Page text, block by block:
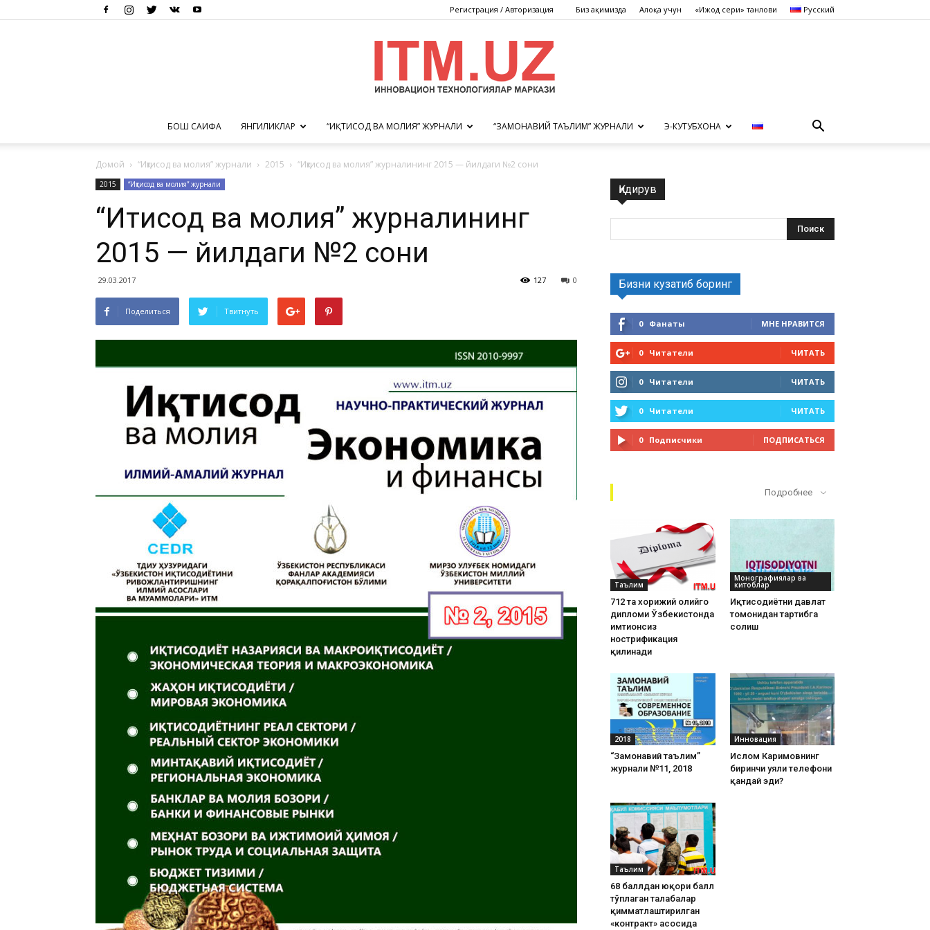
Регистрация / Авторизация Биз ҳақимизда Алоқа учун «Ижод сеҳри» танлови Русский
БОШ САҲИФА ЯНГИЛИКЛАР “ИҚТИСОД ВА МОЛИЯ” ЖУРНАЛИ “ЗАМОНАВИЙ ТАЪЛИМ” ЖУРНАЛИ Э-КУТУБХОНА
Домой “Иқтисод ва молия” журнали 2015 “Иқтисод ва молия” журналининг 2015 — йилдаги №2 сони
2015 “Иқтисод ва молия” журнали
“Иқтисод ва молия” журналининг
2015 — йилдаги №2 сони
29.03.2017 0
127
Поделиться Твитнуть
Қидирув
Бизни кузатиб боринг
0 Фанаты МНЕ НРАВИТСЯ
0 Читатели ЧИТАТЬ
0 Читатели ЧИТАТЬ
0 Читатели ЧИТАТЬ
0 Подписчики ПОДПИСАТЬСЯ
Подробнее
Таълим
712 та хорижий олийгоҳ
дипломи Ўзбекистонда
имтиҳонсиз
нострификация
қилинади
Монографиялар ва
китоблар
Иқтисодиётни давлат
томонидан тартибга
солиш
2018
“Замонавий таълим”
журнали №11, 2018
Инновация
Ислом Каримовнинг
биринчи уяли телефони
қандай эди?
Таълим
68 баллдан юқори балл
тўплаган талабалар
қимматлаштирилган
«контракт» асосида